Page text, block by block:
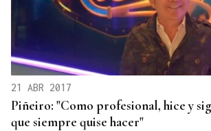
21 ABR 2017
Piñeiro: "Como profesional, hice y
que siempre quise hacer"